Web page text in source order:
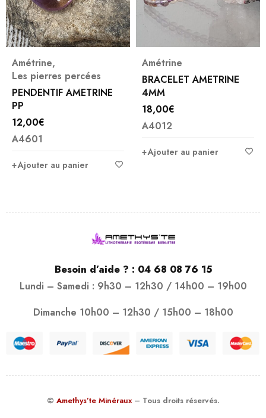
Amétrine,
Les pierres percées
PENDENTIF AMETRINE
PP
12,00€
A4601
Ajouter au panier
Amétrine
BRACELET AMETRINE
4MM
18,00€
A4012
Ajouter au panier
Besoin d’aide ? : 04 68 08 76 15
Lundi – Samedi : 9h30 – 12h30 / 14h00 – 19h00
Dimanche 10h00 – 12h30 / 15h00 – 18h00
© Amethys’te Minéraux – Tous droits réservés.